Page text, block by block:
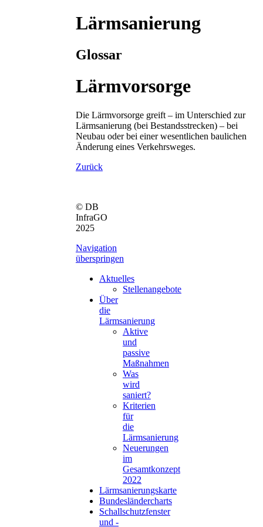
Lärmsanierung
Glossar
Lärmvorsorge
Die Lärmvorsorge greift – im Unterschied zur
Lärmsanierung (bei Bestandsstrecken) – bei
Neubau oder bei einer wesentlichen baulichen
Änderung eines Verkehrsweges.
Zurück
© DB
InfraGO
2025
Navigation
überspringen
Aktuelles
Stellenangebote
Über
die
Lärmsanierung
Aktive
und
passive
Maßnahmen
Was
wird
saniert?
Kriterien
für
die
Lärmsanierung
Neuerungen
im
Gesamtkonzept
2022
Lärmsanierungskarte
Bundesländercharts
Schallschutzfenster
und -